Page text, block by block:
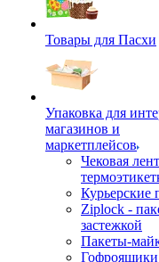
Товары для Пасхи
Упаковка для
магазинов и
маркетплейсов
Чековая
Курьерские
Ziplock -
застежкой
Пакеты-
Гофроящики